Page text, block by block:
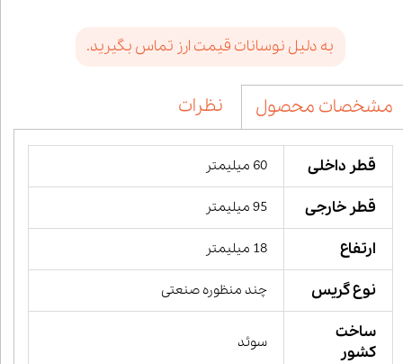
به دلیل نوسانات قیمت ارز تماس بگیرید.
مشخصات محصول نظرات
قطر داخلی 60 میلیمتر
قطر خارجی 95 میلیمتر
ارتفاع 18 میلیمتر
نوع گریس چند منظوره صنعتی
ساخت
کشور
سوئد